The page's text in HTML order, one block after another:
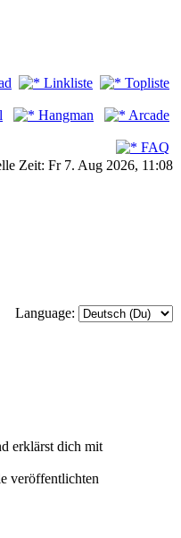
Linkliste Topliste
Hangman Arcade
FAQ
Zeit: Fr 7. Aug 2026, 11:08
Language:
erklärst dich mit
veröffentlichten